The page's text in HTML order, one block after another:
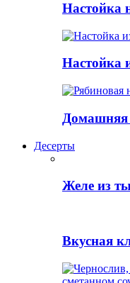
Настойка
Настойка
Домашняя
Десерты
Желе из
Вкусная